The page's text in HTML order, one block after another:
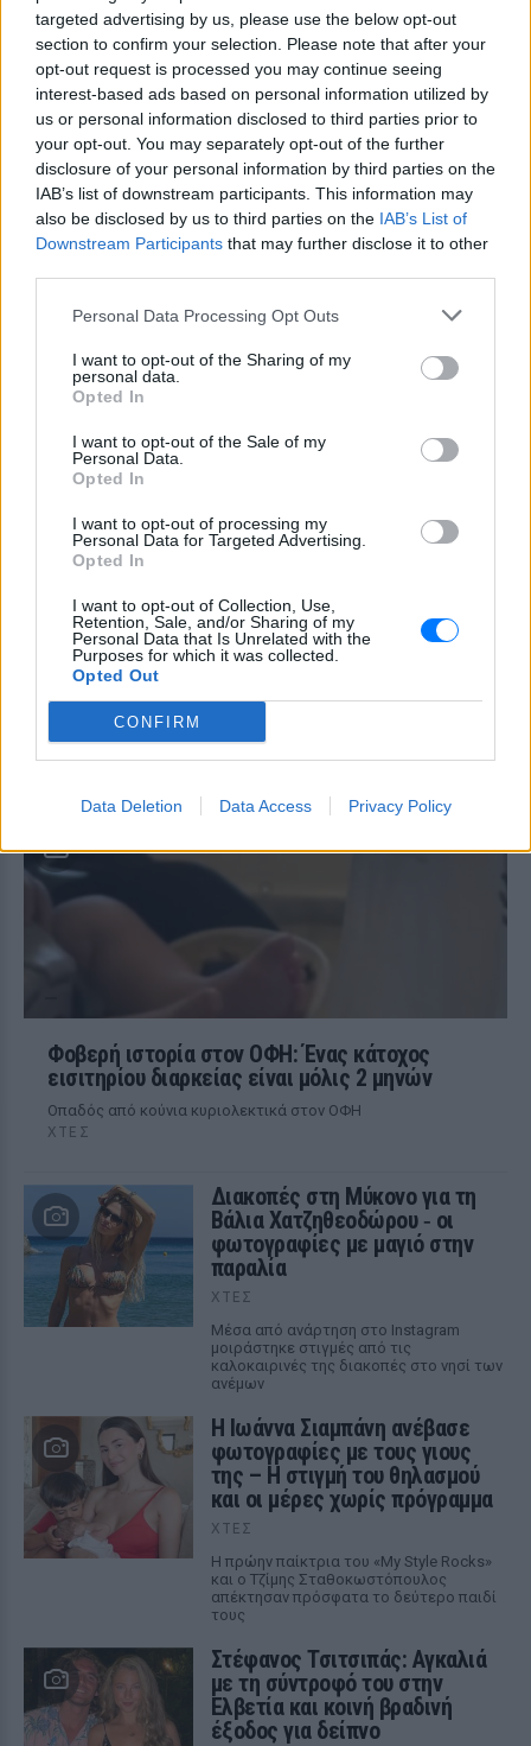
targeted advertising by us, please use the below opt-out
section to confirm your selection. Please note that after your
opt-out request is processed you may continue seeing
interest-based ads based on personal information utilized by
us or personal information disclosed to third parties prior to
your opt-out. You may separately opt-out of the further
disclosure of your personal information by third parties on the
IAB’s list of downstream participants. This information may
also be disclosed by us to third parties on the IAB’s List of
Downstream Participants that may further disclose it to other
Personal Data Processing Opt Outs
I want to opt-out of the Sharing of my
personal data.
Opted In
I want to opt-out of the Sale of my
Personal Data.
Opted In
I want to opt-out of processing my
Personal Data for Targeted Advertising.
Opted In
I want to opt-out of Collection, Use,
Retention, Sale, and/or Sharing of my
Personal Data that Is Unrelated with the
Purposes for which it was collected.
Opted Out
CONFIRM
Data Deletion Data Access Privacy Policy
ΔΕΙΤΕ ΕΠΙΣΗΣ
ΣΤΗΝ ΙΔΙΑ ΚΑΤΗΓΟΡΙΑ
Η Γαρυφαλλιά Καληφώνη στην
Πάρο με μαύρο μπικίνι ‑ δείτε
τις πόζες της
από τις καλοκαιρινές της διακοπές στο
νησί των Κυκλάδων
βράδυ στο νοσοκομείο με ορούς
και αντιβιώσεις»
Η επιχειρηματίας έπαθε τροφική
δηλητηρίαση και μοιράστηκε με τους
Ατύχημα για τον Ιβάν Σβιτάιλο
στην Κέρκυρα: «Θα σηκωθώ πιο
δυνατός»
ΧΤΕΣ
στο Instagram μια φωτογραφία από
πρόσφατη εξέτασή του, με ένα μήνυμα
Φοβερή ιστορία στον ΟΦΗ: Ένας κάτοχος
εισιτηρίου διαρκείας είναι μόλις 2 μηνών
Οπαδός από κούνια κυριολεκτικά στον ΟΦΗ
ΧΤΕΣ
Διακοπές στη Μύκονο για τη
Βάλια Χατζηθεοδώρου ‑ οι
φωτογραφίες με μαγιό στην
παραλία
ΧΤΕΣ
Μέσα από ανάρτηση στο Instagram
μοιράστηκε στιγμές από τις
καλοκαιρινές της διακοπές στο νησί των
ανέμων
H Ιωάννα Σιαμπάνη ανέβασε
φωτογραφίες με τους γιους
της – Η στιγμή του θηλασμού
και οι μέρες χωρίς πρόγραμμα
ΧΤΕΣ
Η πρώην παίκτρια του «My Style Rocks»
και ο Τζίμης Σταθοκωστόπουλος
απέκτησαν πρόσφατα το δεύτερο παιδί
τους
Στέφανος Τσιτσιπάς: Αγκαλιά
με τη σύντροφό του στην
Ελβετία και κοινή βραδινή
έξοδος για δείπνο